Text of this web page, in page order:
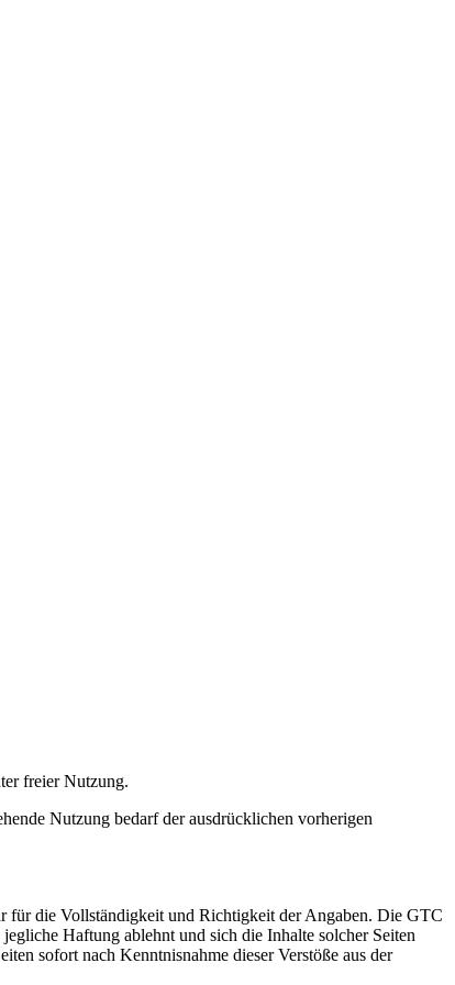
freier Nutzung.
Nutzung bedarf der ausdrücklichen vorherigen
für die Vollständigkeit und Richtigkeit der Angaben. Die GTC
Haftung ablehnt und sich die Inhalte solcher Seiten
sofort nach Kenntnisnahme dieser Verstöße aus der